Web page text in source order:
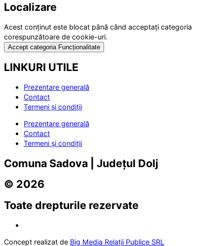
Localizare
Acest conținut este blocat până când acceptați categoria
corespunzătoare de cookie-uri.
Accept categoria Funcționalitate
LINKURI UTILE
Prezentare generală
Contact
Termeni și condiții
Prezentare generală
Contact
Termeni și condiții
Comuna Sadova | Județul Dolj
© 2026
Toate drepturile rezervate
Concept realizat de Big Media Relații Publice SRL